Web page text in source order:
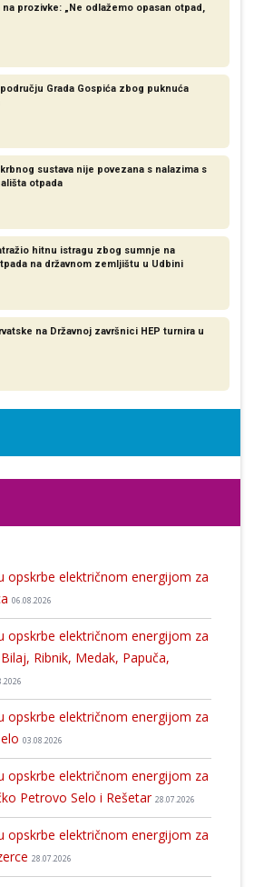
prozivke: „Ne odlažemo opasan otpad,
Grada Gospića zbog puknuća
sustava nije povezana s nalazima s
otpada
hitnu istragu zbog sumnje na
na državnom zemljištu u Udbini
na Državnoj završnici HEP turnira u
opskrbe električnom energijom za
06.08.2026
opskrbe električnom energijom za
Ribnik, Medak, Papuča,
opskrbe električnom energijom za
03.08.2026
opskrbe električnom energijom za
Petrovo Selo i Rešetar 28.07.2026
opskrbe električnom energijom za
28.07.2026